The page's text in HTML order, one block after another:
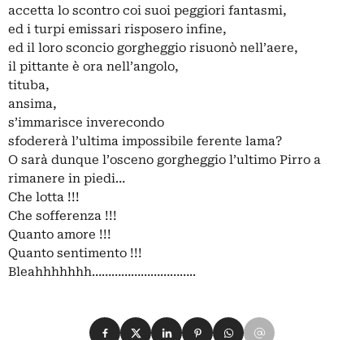
accetta lo scontro coi suoi peggiori fantasmi,
ed i turpi emissari risposero infine,
ed il loro sconcio gorgheggio risuonò nell’aere,
il pittante è ora nell’angolo,
tituba,
ansima,
s’immarisce inverecondo
sfodererà l’ultima impossibile ferente lama?
O sarà dunque l’osceno gorgheggio l’ultimo Pirro a
rimanere in piedi…
Che lotta !!!
Che sofferenza !!!
Quanto amore !!!
Quanto sentimento !!!
Bleahhhhhhh…………………………..
Condividi su Facebook
Condividi su X
Condividi su LinkedIn
Condividi su Pinterest
Condividi su WhatsApp
Condividi su Email